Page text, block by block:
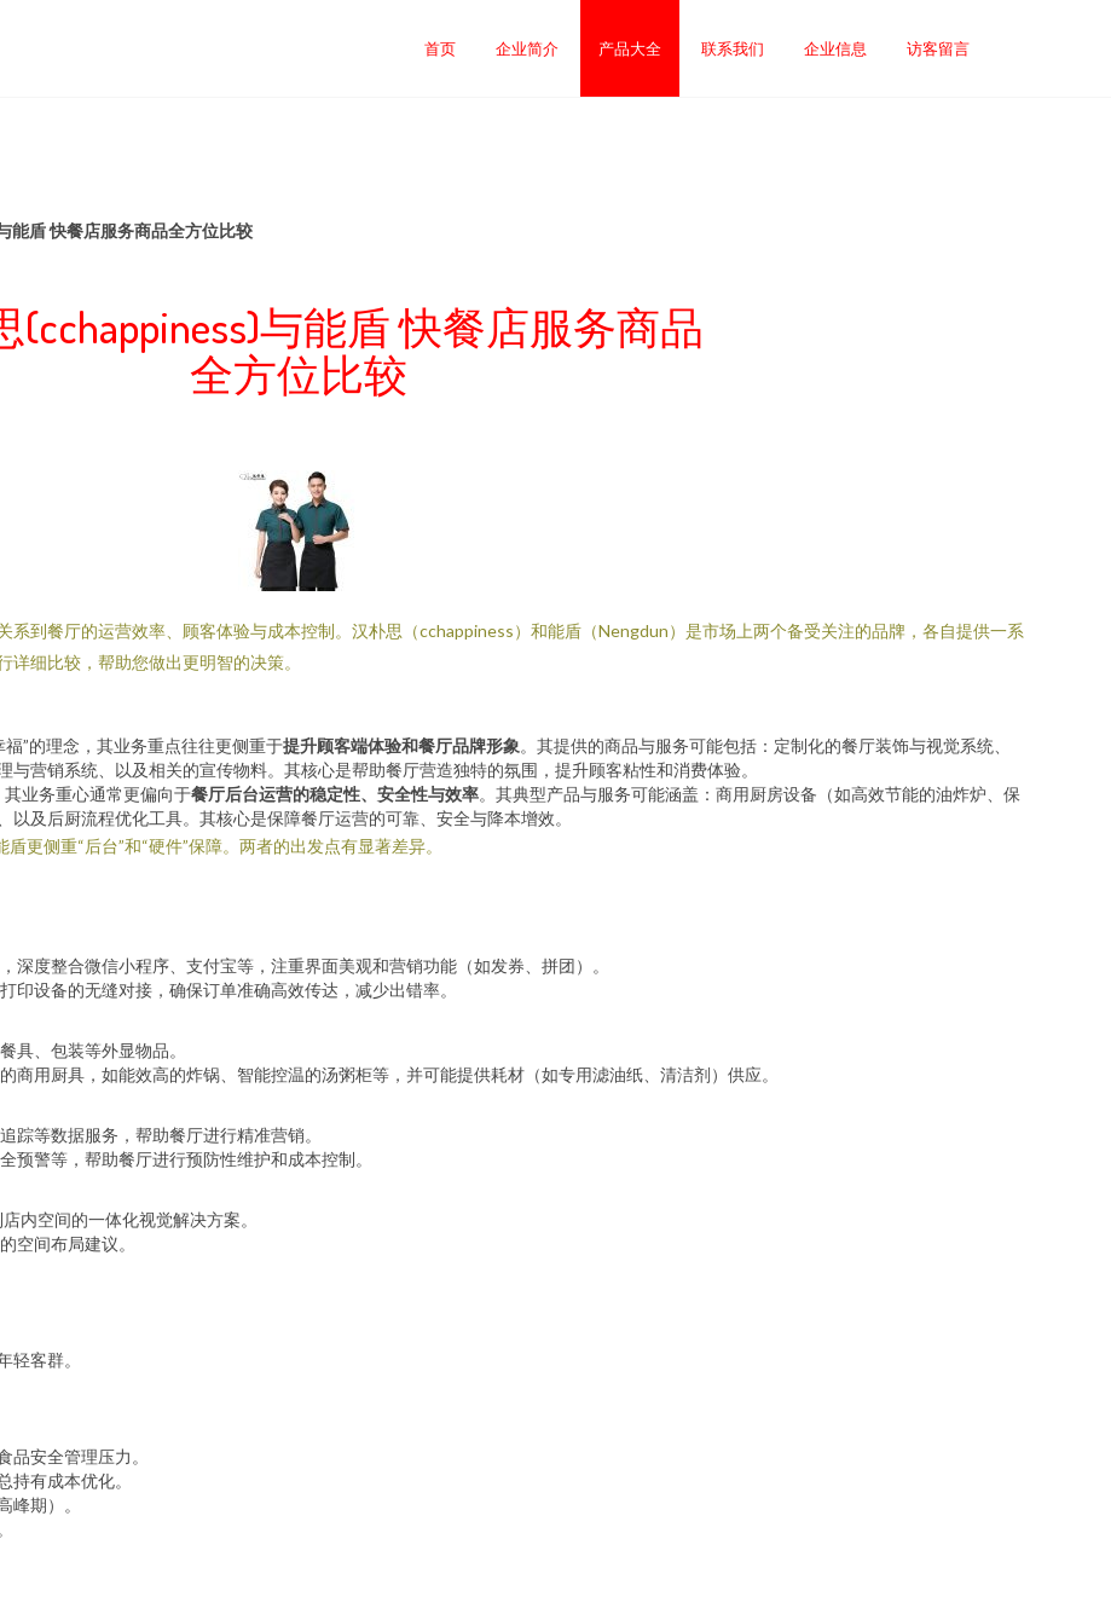
首页 企业简介 产品大全 联系我们 企业信息 访客留言
能盾 快餐店服务商品全方位比较
(cchappiness)与能盾 快餐店服务商品
全方位比较
到餐厅的运营效率、顾客体验与成本控制。汉朴思（cchappiness）和能盾（Nengdun）是市场上两个备受关注的品牌，各自提供一系
细比较，帮助您做出更明智的决策。
”的理念，其业务重点往往更侧重于提升顾客端体验和餐厅品牌形象。其提供的商品与服务可能包括：定制化的餐厅装饰与视觉系统、
营销系统、以及相关的宣传物料。其核心是帮助餐厅营造独特的氛围，提升顾客粘性和消费体验。
业务重心通常更偏向于餐厅后台运营的稳定性、安全性与效率。其典型产品与服务可能涵盖：商用厨房设备（如高效节能的油炸炉、保
及后厨流程优化工具。其核心是保障餐厅运营的可靠、安全与降本增效。
更侧重“后台”和“硬件”保障。两者的出发点有显著差异。
深度整合微信小程序、支付宝等，注重界面美观和营销功能（如发券、拼团）。
设备的无缝对接，确保订单准确高效传达，减少出错率。
具、包装等外显物品。
商用厨具，如能效高的炸锅、智能控温的汤粥柜等，并可能提供耗材（如专用滤油纸、清洁剂）供应。
踪等数据服务，帮助餐厅进行精准营销。
警等，帮助餐厅进行预防性维护和成本控制。
内空间的一体化视觉解决方案。
空间布局建议。
客群。
安全管理压力。
有成本优化。
期）。